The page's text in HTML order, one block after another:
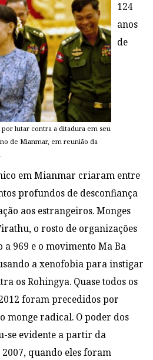
por lutar contra a ditadura em seu
de Mianmar, em reunião da
124
anos
de
em Mianmar criaram entre
profundos de desconfiança
aos estrangeiros. Monges
o rosto de organizações
969 e o movimento Ma Ba
a xenofobia para instigar
os Rohingya. Quase todos os
foram precedidos por
monge radical. O poder dos
se evidente a partir da
quando eles foram